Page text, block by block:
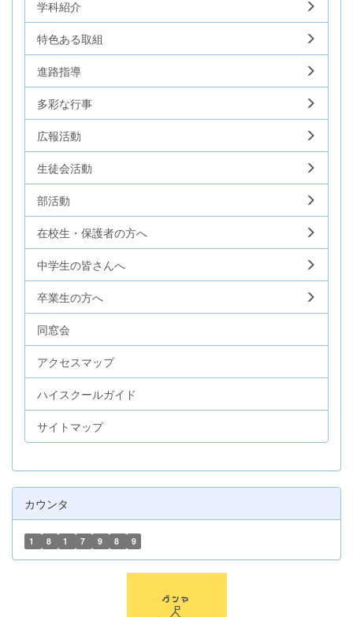
学科紹介
特色ある取組
進路指導
多彩な行事
広報活動
生徒会活動
部活動
在校生・保護者の方へ
中学生の皆さんへ
卒業生の方へ
同窓会
アクセスマップ
ハイスクールガイド
サイトマップ
カウンタ
1 8 1 7 9 8 9